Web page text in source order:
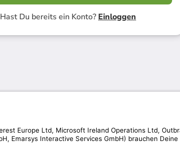
Hast Du bereits ein Konto? Einloggen